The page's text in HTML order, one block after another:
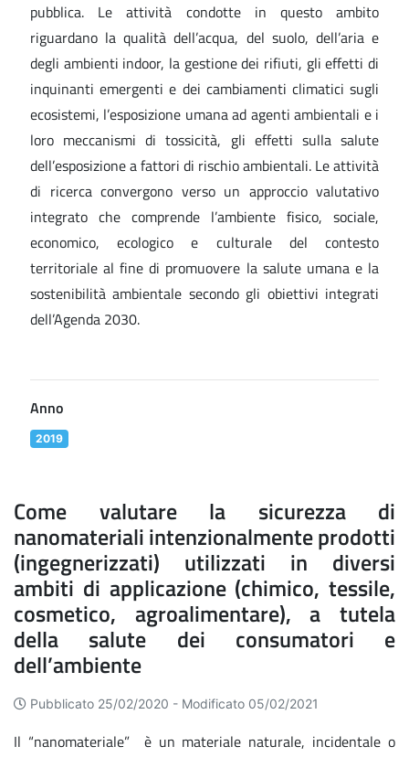
pubblica. Le attività condotte in questo ambito
riguardano la qualità dell’acqua, del suolo, dell’aria e
degli ambienti indoor, la gestione dei rifiuti, gli effetti di
inquinanti emergenti e dei cambiamenti climatici sugli
ecosistemi, l’esposizione umana ad agenti ambientali e i
loro meccanismi di tossicità, gli effetti sulla salute
dell’esposizione a fattori di rischio ambientali. Le attività
di ricerca convergono verso un approccio valutativo
integrato che comprende l’ambiente fisico, sociale,
economico, ecologico e culturale del contesto
territoriale al fine di promuovere la salute umana e la
sostenibilità ambientale secondo gli obiettivi integrati
dell’Agenda 2030.
Anno
2019
Come valutare la sicurezza di
nanomateriali intenzionalmente prodotti
(ingegnerizzati) utilizzati in diversi
ambiti di applicazione (chimico, tessile,
cosmetico, agroalimentare), a tutela
della salute dei consumatori e
dell’ambiente
Pubblicato 25/02/2020 - Modificato 05/02/2021
Il “nanomateriale” è un materiale naturale, incidentale o